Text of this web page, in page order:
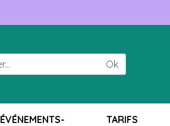
Ok
ÉVÉNEMENTS-
TARIFS